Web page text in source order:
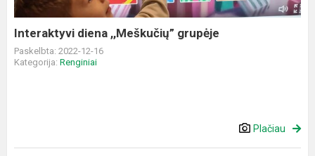
Interaktyvi diena ,,Meškučių” grupėje
Paskelbta: 2022-12-16
Kategorija: Renginiai
Plačiau